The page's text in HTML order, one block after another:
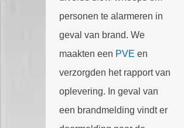
personen te alarmeren in
geval van brand. We
maakten een PVE en
verzorgden het rapport van
oplevering. In geval van
een brandmelding vindt er